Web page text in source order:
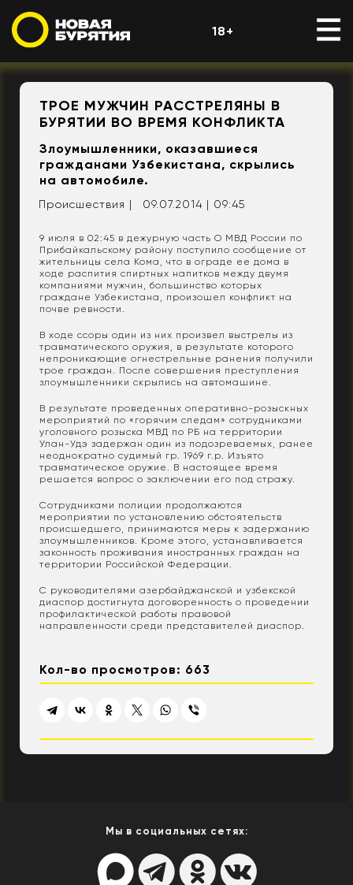
18+
ТРОЕ МУЖЧИН РАССТРЕЛЯНЫ В
БУРЯТИИ ВО ВРЕМЯ КОНФЛИКТА
Злоумышленники, оказавшиеся
гражданами Узбекистана, скрылись
на автомобиле.
Происшествия | 09.07.2014 | 09:45
9 июля в 02:45 в дежурную часть О МВД России по
Прибайкальскому району поступило сообщение от
жительницы села Кома, что в ограде ее дома в
ходе распития спиртных напитков между двумя
компаниями мужчин, большинство которых
граждане Узбекистана, произошел конфликт на
почве ревности.
В ходе ссоры один из них произвел выстрелы из
травматического оружия, в результате которого
непроникающие огнестрельные ранения получили
трое граждан. После совершения преступления
злоумышленники скрылись на автомашине.
В результате проведенных оперативно-розыскных
мероприятий по «горячим следам» сотрудниками
уголовного розыска МВД по РБ на территории
Улан-Удэ задержан один из подозреваемых, ранее
неоднократно судимый гр. 1969 г.р. Изъято
травматическое оружие. В настоящее время
решается вопрос о заключении его под стражу.
Сотрудниками полиции продолжаются
мероприятии по установлению обстоятельств
происшедшего, принимаются меры к задержанию
злоумышленников. Кроме этого, устанавливается
законность проживания иностранных граждан на
территории Российской Федерации.
С руководителями азербайджанской и узбекской
диаспор достигнута договоренность о проведении
профилактической работы правовой
направленности среди представителей диаспор.
Кол-во просмотров: 663
Мы в социальных сетях: